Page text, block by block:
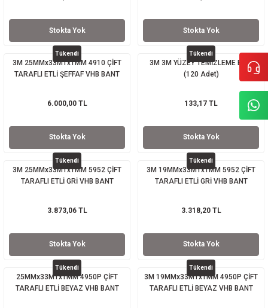
Stokta Yok Stokta Yok
Tükendi
3M 25MMx33MTx1MM 4910 ÇİFT
TARAFLI ETLİ ŞEFFAF VHB BANT
6.000,00 TL
Stokta Yok
Tükendi
3M 3M YÜZEY TEMİZLEME BEZİ
(120 Adet)
133,17 TL
Stokta Yok
Tükendi
3M 25MMx33MTx1MM 5952 ÇİFT
TARAFLI ETLİ GRİ VHB BANT
3.873,06 TL
Stokta Yok
Tükendi
3M 19MMx33MTx1MM 5952 ÇİFT
TARAFLI ETLİ GRİ VHB BANT
3.318,20 TL
Stokta Yok
Tükendi
25MMx33MTx1MM 4950P ÇİFT
TARAFLI ETLİ BEYAZ VHB BANT
Tükendi
3M 19MMx33MTx1MM 4950P ÇİFT
TARAFLI ETLİ BEYAZ VHB BANT